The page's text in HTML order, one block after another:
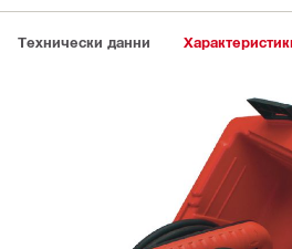
Технически данни